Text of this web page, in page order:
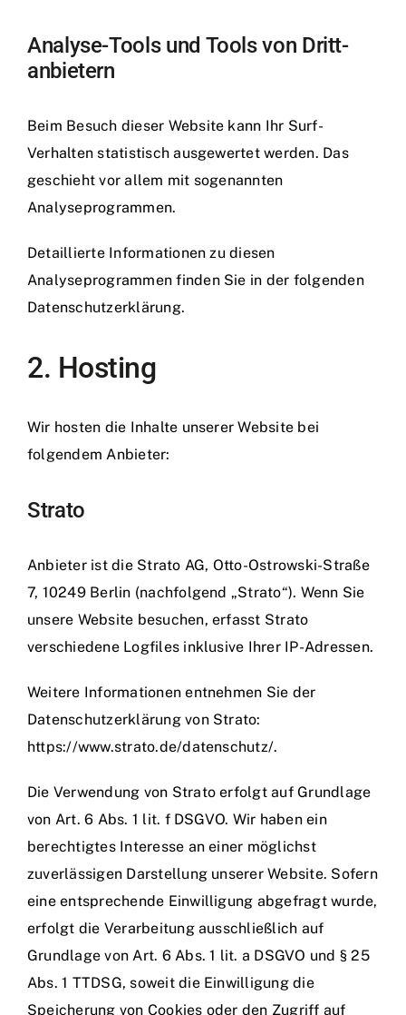
Analyse-Tools und Tools von Dritt­
anbietern
Beim Besuch dieser Website kann Ihr Surf-
Verhalten statistisch ausgewertet werden. Das
geschieht vor allem mit sogenannten
Analyseprogrammen.
Detaillierte Informationen zu diesen
Analyseprogrammen finden Sie in der folgenden
Datenschutzerklärung.
2. Hosting
Wir hosten die Inhalte unserer Website bei
folgendem Anbieter:
Strato
Anbieter ist die Strato AG, Otto-Ostrowski-Straße
7, 10249 Berlin (nachfolgend „Strato“). Wenn Sie
unsere Website besuchen, erfasst Strato
verschiedene Logfiles inklusive Ihrer IP-Adressen.
Weitere Informationen entnehmen Sie der
Datenschutzerklärung von Strato:
https://www.strato.de/datenschutz/.
Die Verwendung von Strato erfolgt auf Grundlage
von Art. 6 Abs. 1 lit. f DSGVO. Wir haben ein
berechtigtes Interesse an einer möglichst
zuverlässigen Darstellung unserer Website. Sofern
eine entsprechende Einwilligung abgefragt wurde,
erfolgt die Verarbeitung ausschließlich auf
Grundlage von Art. 6 Abs. 1 lit. a DSGVO und § 25
Abs. 1 TTDSG, soweit die Einwilligung die
Speicherung von Cookies oder den Zugriff auf